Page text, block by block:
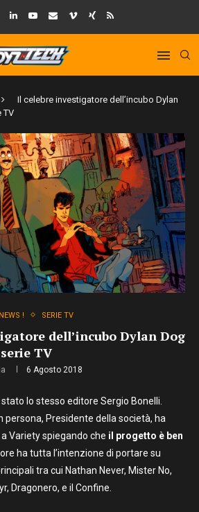
Il celebre investigatore dell’incubo Dylan
TV
NEWS ! SERIE TV
dell’incubo Dylan Dog
TV
6 Agosto 2018
lo stesso editore Sergio Bonelli.
persona, Presidente della società, ha
Variety spiegando che il progetto è ben
ha tutta l’intenzione di portare su
tra cui Nathan Never, Mister No,
Dragonero, e il Confine.